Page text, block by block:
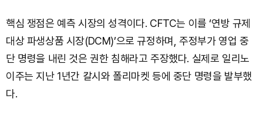
핵심 쟁점은 예측 시장의 성격이다. CFTC는 이를 ‘연방 규제
대상 파생상품 시장(DCM)’으로 규정하며, 주정부가 영업 중
단 명령을 내린 것은 권한 침해라고 주장했다. 실제로 일리노
이주는 지난 1년간 칼시와 폴리마켓 등에 중단 명령을 발부했
다.